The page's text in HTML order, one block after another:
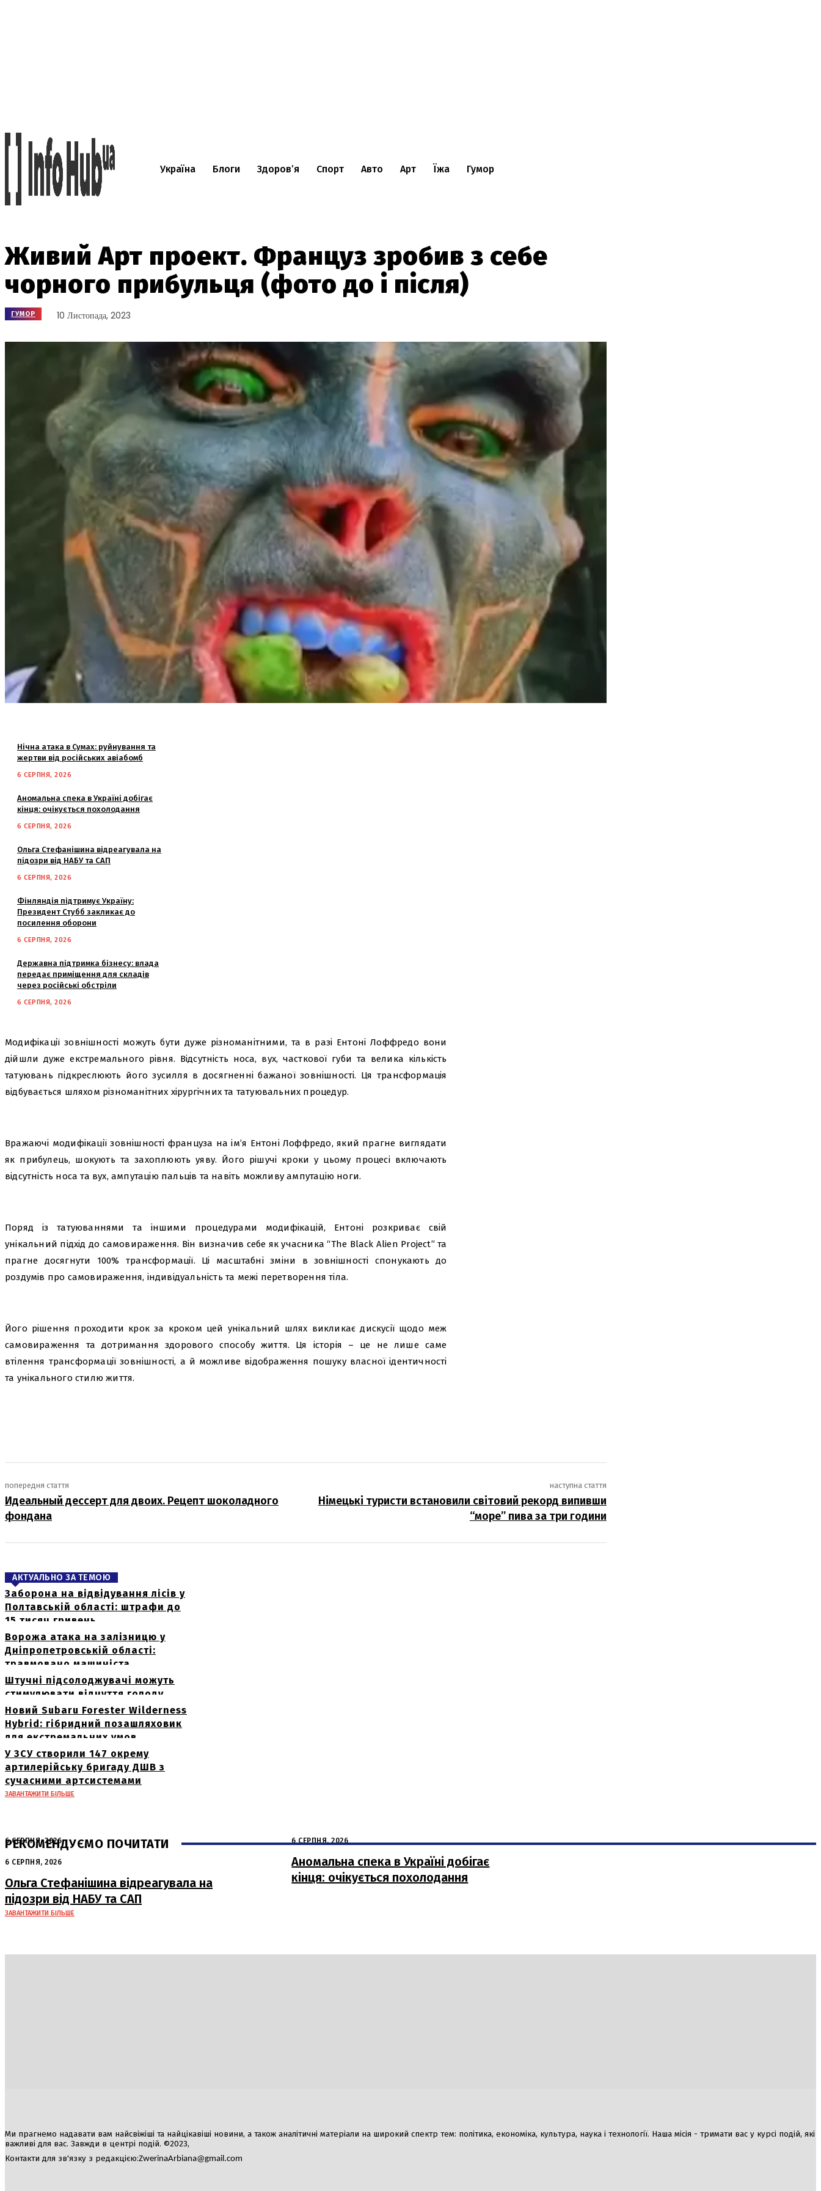
Україна Блоги Здоров’я Спорт Авто Арт Їжа Гумор
Живий Арт проект. Француз зробив з себе
чорного прибульця (фото до і після)
ГУМОР 10 Листопада, 2023
Нічна атака в Сумах: руйнування та
жертви від російських авіабомб
6 СЕРПНЯ, 2026
Аномальна спека в Україні добігає
кінця: очікується похолодання
6 СЕРПНЯ, 2026
Ольга Стефанішина відреагувала на
підозри від НАБУ та САП
6 СЕРПНЯ, 2026
Фінляндія підтримує Україну:
Президент Стубб закликає до
посилення оборони
6 СЕРПНЯ, 2026
Державна підтримка бізнесу: влада
передає приміщення для складів
через російські обстріли
6 СЕРПНЯ, 2026
Модифікації зовнішності можуть бути дуже різноманітними, та в разі Ентоні Лоффредо вони
дійшли дуже екстремального рівня. Відсутність носа, вух, часткової губи та велика кількість
татуювань підкреслюють його зусилля в досягненні бажаної зовнішності. Ця трансформація
відбувається шляхом різноманітних хірургічних та татуювальних процедур.
Вражаючі модифікації зовнішності француза на ім’я Ентоні Лоффредо, який прагне виглядати
як прибулець, шокують та захоплюють уяву. Його рішучі кроки у цьому процесі включають
відсутність носа та вух, ампутацію пальців та навіть можливу ампутацію ноги.
Поряд із татуюваннями та іншими процедурами модифікацій, Ентоні розкриває свій
унікальний підхід до самовираження. Він визначив себе як учасника “The Black Alien Project” та
прагне досягнути 100% трансформації. Ці масштабні зміни в зовнішності спонукають до
роздумів про самовираження, індивідуальність та межі перетворення тіла.
Його рішення проходити крок за кроком цей унікальний шлях викликає дискусії щодо меж
самовираження та дотримання здорового способу життя. Ця історія – це не лише саме
втілення трансформації зовнішності, а й можливе відображення пошуку власної ідентичності
та унікального стилю життя.
попередня стаття
Идеальный дессерт для двоих. Рецепт шоколадного
фондана
наступна стаття
Німецькі туристи встановили світовий рекорд випивши
“море” пива за три години
АКТУАЛЬНО ЗА ТЕМОЮ
Заборона на відвідування лісів у
Полтавській області: штрафи до
15 тисяч гривень
Ворожа атака на залізницю у
Дніпропетровській області:
травмовано машиніста
Штучні підсолоджувачі можуть
стимулювати відчуття голоду
Новий Subaru Forester Wilderness
Hybrid: гібридний позашляховик
для екстремальних умов
У ЗСУ створили 147 окрему
артилерійську бригаду ДШВ з
сучасними артсистемами
ЗАВАНТАЖИТИ БІЛЬШЕ
РЕКОМЕНДУЄМО ПОЧИТАТИ
6 СЕРПНЯ, 2026
Нічна атака в Сумах: руйнування та
жертви від російських авіабомб
6 СЕРПНЯ, 2026
Аномальна спека в Україні добігає
кінця: очікується похолодання
6 СЕРПНЯ, 2026
Ольга Стефанішина відреагувала на
підозри від НАБУ та САП
ЗАВАНТАЖИТИ БІЛЬШЕ
Ми прагнемо надавати вам найсвіжіші та найцікавіші новини, а також аналітичні матеріали на широкий спектр тем: політика, економіка, культура, наука і технології. Наша місія - тримати вас у курсі подій, які
важливі для вас. Завжди в центрі подій. ©2023,
Контакти для зв'язку з редакцією:ZwerinaArbiana@gmail.com